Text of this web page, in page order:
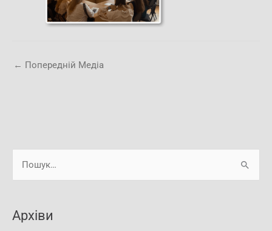
← Попередній Медіа
а
Архіви